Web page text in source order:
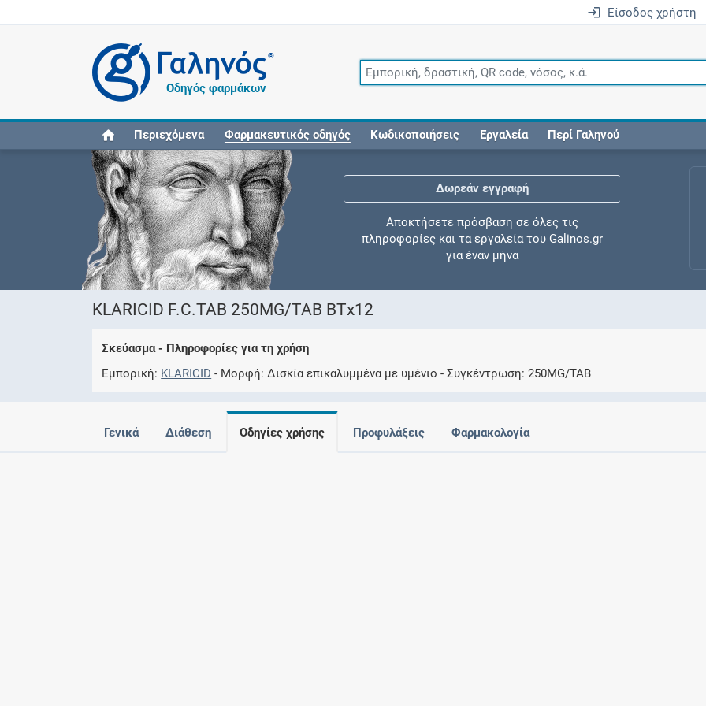
Είσοδος χρήστη
®
Οδηγός φαρμάκων
Περιεχόμενα Φαρμακευτικός οδηγός Κωδικοποιήσεις Εργαλεία Περί Γαληνού
Δωρεάν εγγραφή
Αποκτήσετε πρόσβαση σε όλες τις
πληροφορίες και τα εργαλεία του Galinos.gr
για έναν μήνα
Ελέγξτε την αγωγή σας για αντενδείξεις και
KLARICID F.C.TAB 250MG/TAB ΒΤx12
Σκεύασμα - Πληροφορίες για τη χρήση
Εμπορική KLARICID Μορφή Δισκία επικαλυμμένα με υμένιο Συγκέντρωση 250MG/TAB
Γενικά Διάθεση Οδηγίες χρήσης Προφυλάξεις Φαρμακολογία